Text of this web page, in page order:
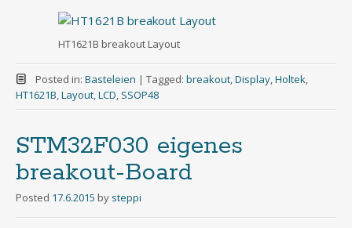
HT1621B breakout Layout
Posted in: Basteleien | Tagged: breakout, Display, Holtek
HT1621B Layout LCD SSOP48
STM32F030 eigenes
breakout-Board
Posted 17.6.2015 by steppi